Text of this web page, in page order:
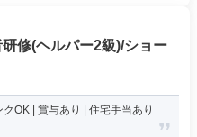
修(ヘルパー2級)/ショー
OK | 賞与あり | 住宅手当あり